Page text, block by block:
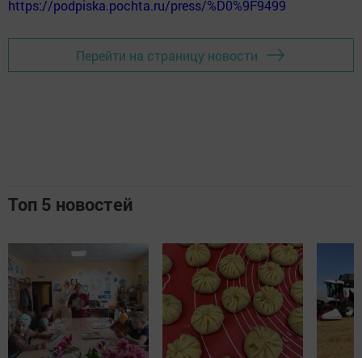
https://podpiska.pochta.ru/press/%D0%9F9499
Перейти на страницу новости
Топ 5 новостей